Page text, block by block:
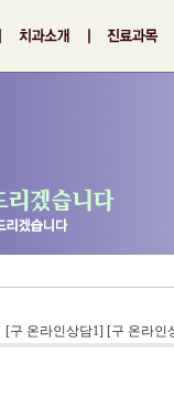
[구 온라인상담1] [구 온라인